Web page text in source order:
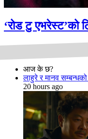
‘रोड टु एभरेस्ट’को
आज के छ?
लाहुरे र मानव
20 hours ago